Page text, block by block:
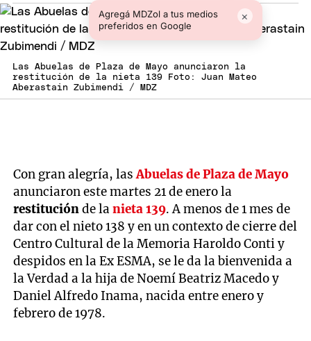
Agregá MDZol a tus medios
preferidos en Google
×
Las Abuelas de Plaza de Mayo anunciaron la
restitución de la nieta 139 Foto: Juan Mateo
Aberastain Zubimendi / MDZ
Con gran alegría, lasAbuelas de Plaza de Mayo
anunciaron este martes 21 de enero la
restituciónde lanieta 139. A menos de 1 mes de
dar con el nieto 138 y en un contexto de cierre del
Centro Cultural de la Memoria Haroldo Conti y
despidos en la Ex ESMA, se le da la bienvenida a
la Verdad a la hija de Noemí Beatriz Macedo y
Daniel Alfredo Inama, nacida entre enero y
febrero de 1978.